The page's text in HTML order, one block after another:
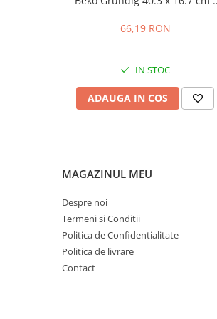
Sugestii cadou
66,19 RON
IN STOC
ADAUGA IN COS
MAGAZINUL MEU
Despre noi
Termeni si Conditii
Politica de Confidentialitate
Politica de livrare
Contact